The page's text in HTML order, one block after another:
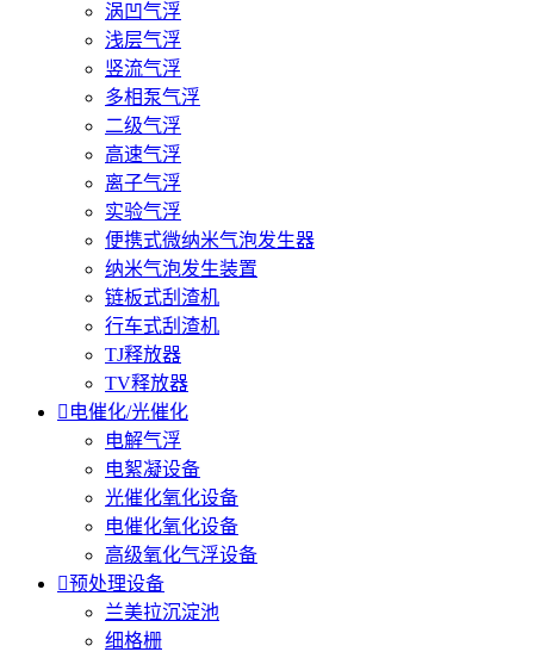
涡凹气浮
浅层气浮
竖流气浮
多相泵气浮
二级气浮
高速气浮
离子气浮
实验气浮
便携式微纳米气泡发生器
纳米气泡发生装置
链板式刮渣机
行车式刮渣机
TJ释放器
TV释放器
 电催化/光催化
电解气浮
电絮凝设备
光催化氧化设备
电催化氧化设备
高级氧化气浮设备
预处理设备
兰美拉沉淀池
细格栅